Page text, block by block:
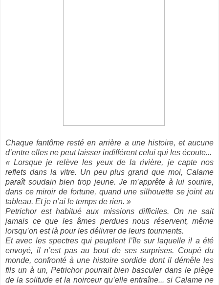
Chaque fantôme resté en arrière a une histoire, et aucune
d’entre elles ne peut laisser indifférent celui qui les écoute...
« Lorsque je relève les yeux de la rivière, je capte nos
reflets dans la vitre. Un peu plus grand que moi, Calame
paraît soudain bien trop jeune. Je m’apprête à lui sourire,
dans ce miroir de fortune, quand une silhouette se joint au
tableau. Et je n’ai le temps de rien. »
Petrichor est habitué aux missions difficiles. On ne sait
jamais ce que les âmes perdues nous réservent, même
lorsqu’on est là pour les délivrer de leurs tourments.
Et avec les spectres qui peuplent l’île sur laquelle il a été
envoyé, il n’est pas au bout de ses surprises. Coupé du
monde, confronté à une histoire sordide dont il démêle les
fils un à un, Petrichor pourrait bien basculer dans le piège
de la solitude et la noirceur qu’elle entraîne... si Calame ne